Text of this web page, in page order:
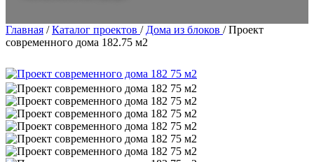
Главная /Каталог проектов / Дома из блоков /Проект
современного дома 182.75 м2